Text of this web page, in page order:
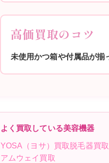
高価買取のコツ
未使用かつ箱や付属品が揃
よく買取している美容機器
YOSA（ヨサ）買取 脱毛器買取
アムウェイ買取